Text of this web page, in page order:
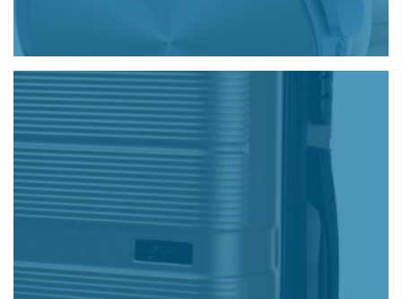
Disfruta de tu tiempo en casa
VER MÁS